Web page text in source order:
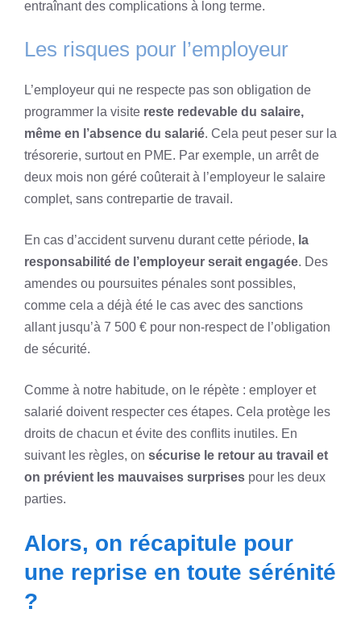
entraînant des complications à long terme.
Les risques pour l’employeur
L’employeur qui ne respecte pas son obligation de
programmer la visite reste redevable du salaire,
même en l’absence du salarié. Cela peut peser sur la
trésorerie, surtout en PME. Par exemple, un arrêt de
deux mois non géré coûterait à l’employeur le salaire
complet, sans contrepartie de travail.
En cas d’accident survenu durant cette période, la
responsabilité de l’employeur serait engagée. Des
amendes ou poursuites pénales sont possibles,
comme cela a déjà été le cas avec des sanctions
allant jusqu’à 7 500 € pour non-respect de l’obligation
de sécurité.
Comme à notre habitude, on le répète : employer et
salarié doivent respecter ces étapes. Cela protège les
droits de chacun et évite des conflits inutiles. En
suivant les règles, on sécurise le retour au travail et
on prévient les mauvaises surprises pour les deux
parties.
Alors, on récapitule pour
une reprise en toute sérénité
?